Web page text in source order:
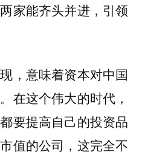
家能齐头并进，引领
，意味着资本对中国
在这个伟大的时代，
要提高自己的投资品
值的公司 ，这完全不